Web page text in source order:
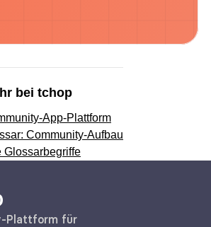
bei tchop
App-Plattform
Community-Aufbau
Glossarbegriffe
Plattform für